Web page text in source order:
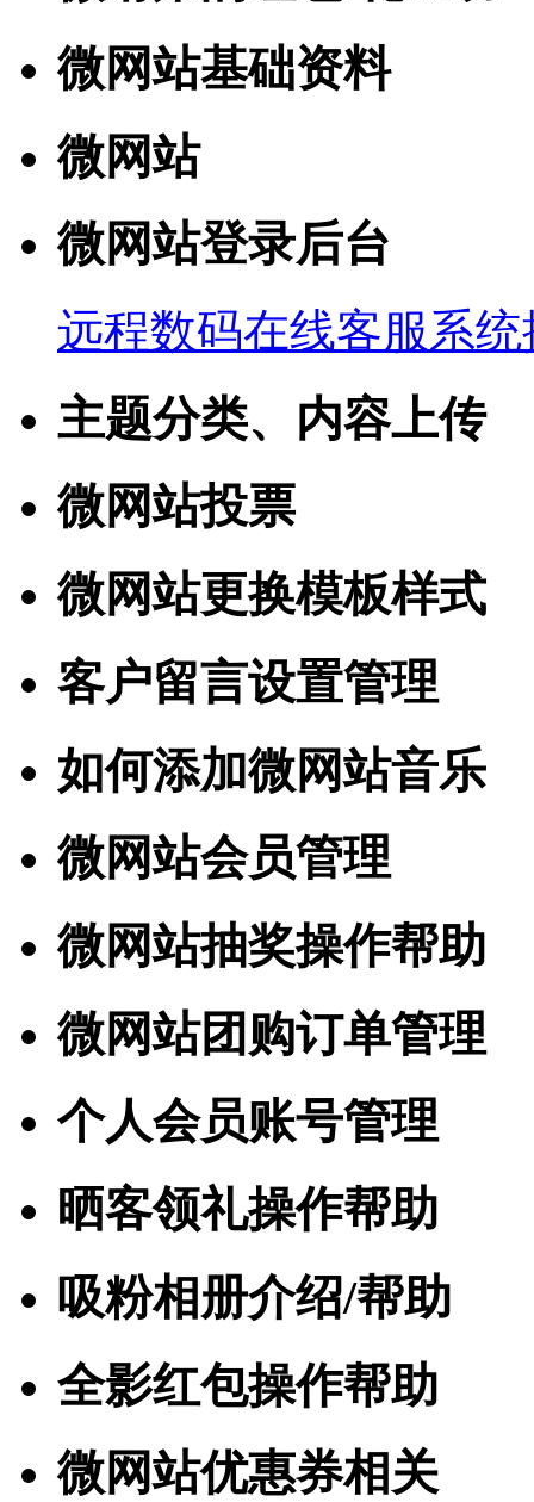
微网站基础资料
微网站
微网站登录后台
远程数码在线客服系
主题分类、内容上传
微网站投票
微网站更换模板样式
客户留言设置管理
如何添加微网站音乐
微网站会员管理
微网站抽奖操作帮助
微网站团购订单管理
个人会员账号管理
晒客领礼操作帮助
吸粉相册介绍/帮助
全影红包操作帮助
微网站优惠券相关